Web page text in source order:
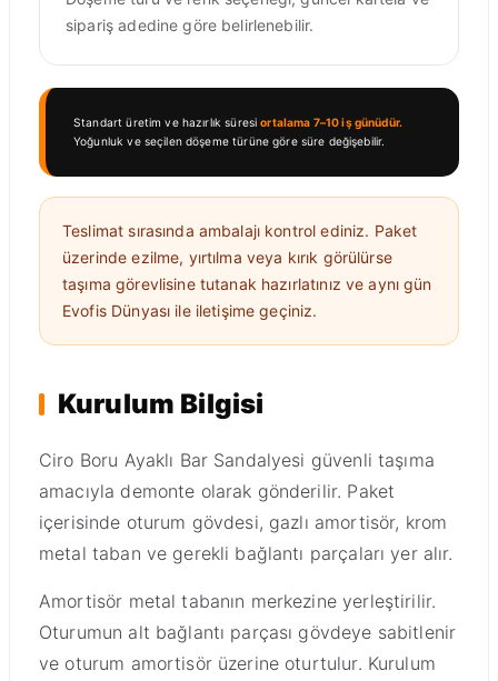
sipariş adedine göre belirlenebilir.
Standart üretim ve hazırlık süresiortalama 7–10 iş günüdür.
Yoğunluk ve seçilen döşeme türüne göre süre değişebilir.
Teslimat sırasında ambalajı kontrol ediniz. Paket
üzerinde ezilme, yırtılma veya kırık görülürse
taşıma görevlisine tutanak hazırlatınız ve aynı gün
Evofis Dünyası ile iletişime geçiniz.
Kurulum Bilgisi
Ciro Boru Ayaklı Bar Sandalyesi güvenli taşıma
amacıyla demonte olarak gönderilir. Paket
içerisinde oturum gövdesi, gazlı amortisör, krom
metal taban ve gerekli bağlantı parçaları yer alır.
Amortisör metal tabanın merkezine yerleştirilir.
Oturumun alt bağlantı parçası gövdeye sabitlenir
ve oturum amortisör üzerine oturtulur. Kurulum